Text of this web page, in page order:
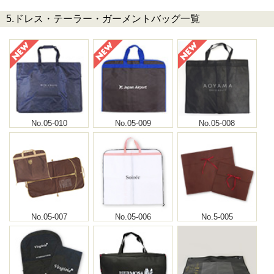
5.ドレス・テーラー・ガーメントバッグ一覧
No.05-010 No.05-009 No.05-008
No.05-007 No.05-006 No.5-005